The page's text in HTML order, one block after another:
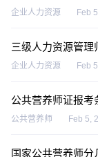
企业人力资源 Feb
三级人力资源管理
企业人力资源 Feb
公共营养师证报考
公共营养师 Feb 5,
国家公共营养师